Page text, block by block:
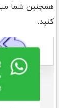
همچنین شما
کنید.